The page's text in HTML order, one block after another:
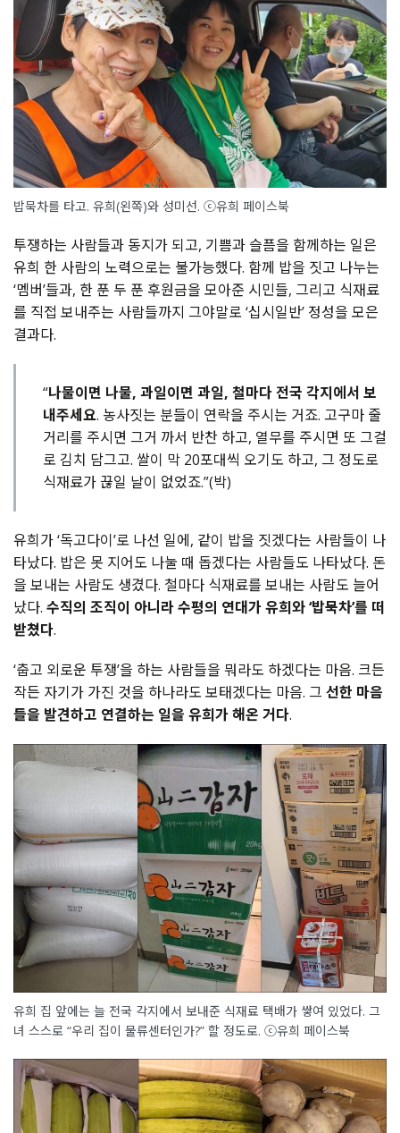
밥묵차를 타고. 유희(왼쪽)와 성미선. ⓒ유희 페이스북
투쟁하는 사람들과 동지가 되고, 기쁨과 슬픔을 함께하는 일은
유희 한 사람의 노력으로는 불가능했다. 함께 밥을 짓고 나누는
‘멤버’들과, 한 푼 두 푼 후원금을 모아준 시민들, 그리고 식재료
를 직접 보내주는 사람들까지 그야말로 ‘십시일반’ 정성을 모은
결과다.
“나물이면 나물, 과일이면 과일, 철마다 전국 각지에서 보
내주세요. 농사짓는 분들이 연락을 주시는 거죠. 고구마 줄
거리를 주시면 그거 까서 반찬 하고, 열무를 주시면 또 그걸
로 김치 담그고. 쌀이 막 20포대씩 오기도 하고, 그 정도로
식재료가 끊일 날이 없었죠.”(박)
유희가 ‘독고다이’로 나선 일에, 같이 밥을 짓겠다는 사람들이 나
타났다. 밥은 못 지어도 나눌 때 돕겠다는 사람들도 나타났다. 돈
을 보내는 사람도 생겼다. 철마다 식재료를 보내는 사람도 늘어
났다. 수직의 조직이 아니라 수평의 연대가 유희와 ‘밥묵차’를 떠
받쳤다.
‘춥고 외로운 투쟁’을 하는 사람들을 뭐라도 하겠다는 마음. 크든
작든 자기가 가진 것을 하나라도 보태겠다는 마음. 그 선한 마음
들을 발견하고 연결하는 일을 유희가 해온 거다.
유희 집 앞에는 늘 전국 각지에서 보내준 식재료 택배가 쌓여 있었다. 그
녀 스스로 “우리 집이 물류센터인가?” 할 정도로. ⓒ유희 페이스북